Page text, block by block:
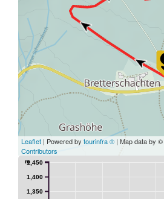
Leaflet | Powered by tourinfra ® | Map data by ©
Contributors
1,350
1,400
1,450
m